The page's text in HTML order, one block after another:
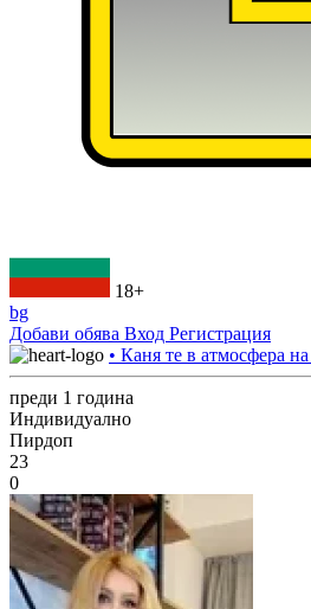
18+
bg
Добави обява Вход Регистрация
• Каня те в атмосфера
преди 1 година
Индивидуално
Пирдоп
23
0